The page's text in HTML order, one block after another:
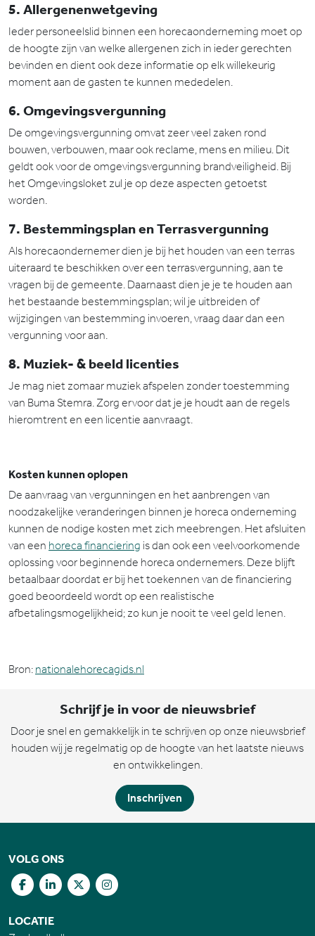
5. Allergenenwetgeving
Ieder personeelslid binnen een horecaonderneming moet op
de hoogte zijn van welke allergenen zich in ieder gerechten
bevinden en dient ook deze informatie op elk willekeurig
moment aan de gasten te kunnen mededelen.
6. Omgevingsvergunning
De omgevingsvergunning omvat zeer veel zaken rond
bouwen, verbouwen, maar ook reclame, mens en milieu. Dit
geldt ook voor de omgevingsvergunning brandveiligheid. Bij
het Omgevingsloket zul je op deze aspecten getoetst
worden.
7. Bestemmingsplan en Terrasvergunning
Als horecaondernemer dien je bij het houden van een terras
uiteraard te beschikken over een terrasvergunning, aan te
vragen bij de gemeente. Daarnaast dien je je te houden aan
het bestaande bestemmingsplan; wil je uitbreiden of
wijzigingen van bestemming invoeren, vraag daar dan een
vergunning voor aan.
8. Muziek- & beeld licenties
Je mag niet zomaar muziek afspelen zonder toestemming
van Buma Stemra. Zorg ervoor dat je je houdt aan de regels
hieromtrent en een licentie aanvraagt.
Kosten kunnen oplopen
De aanvraag van vergunningen en het aanbrengen van
noodzakelijke veranderingen binnen je horeca onderneming
kunnen de nodige kosten met zich meebrengen. Het afsluiten
van een horeca financiering is dan ook een veelvoorkomende
oplossing voor beginnende horeca ondernemers. Deze blijft
betaalbaar doordat er bij het toekennen van de financiering
goed beoordeeld wordt op een realistische
afbetalingsmogelijkheid; zo kun je nooit te veel geld lenen.
Bron: nationalehorecagids.nl
Schrijf je in voor de nieuwsbrief
Door je snel en gemakkelijk in te schrijven op onze nieuwsbrief
houden wij je regelmatig op de hoogte van het laatste nieuws
en ontwikkelingen.
Inschrijven
VOLG ONS
LOCATIE